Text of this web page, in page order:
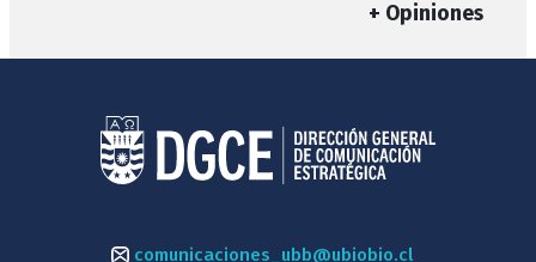
+ Opiniones
comunicaciones_ubb@ubiobio.cl